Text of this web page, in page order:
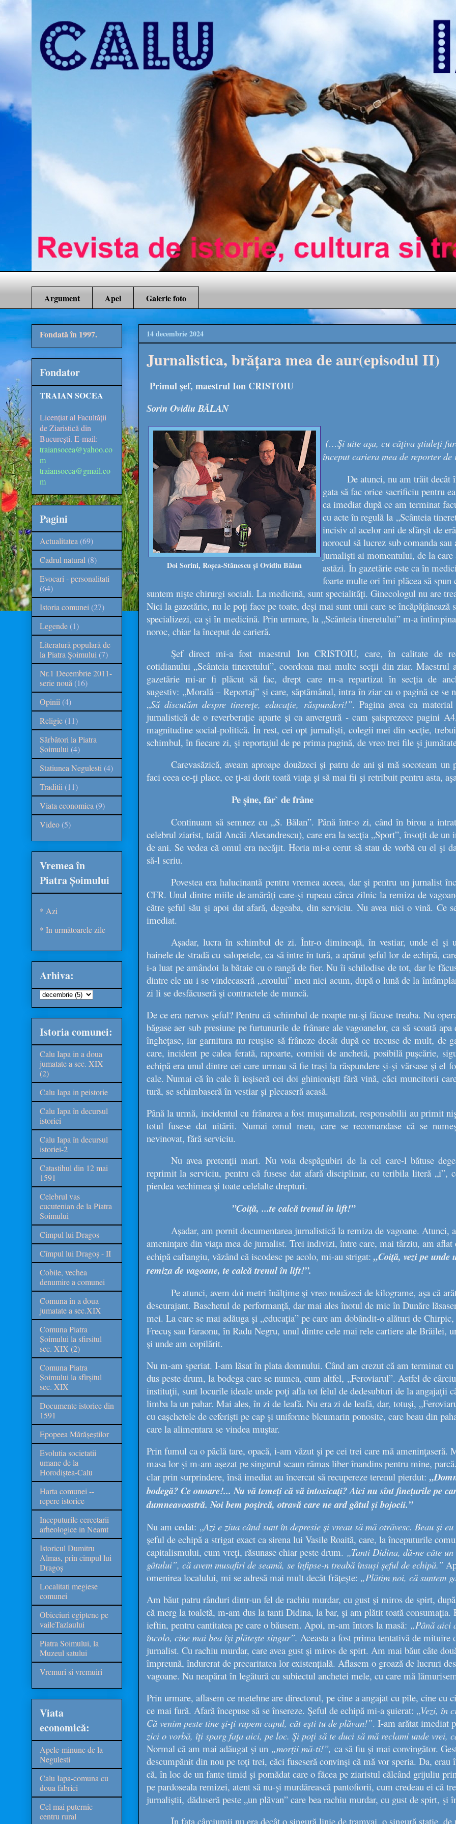
Argument Apel Galerie foto
14 decembrie 2024
Jurnalistica, brățara mea de aur(episodul II)
Primul şef, maestrul Ion CRISTOIU
Sorin Ovidiu BĂLAN
Doi Sorini, Roșca-Stănescu și Ovidiu Bălan
(…Şi uite aşa, cu câţiva ştiuleţi
început cariera mea de reporter
De atunci, nu am trăit decât
gata să fac orice sacrificiu pentru
ca imediat după ce am terminat
cu acte în regulă la „Scânteia
incisiv al acelor ani de sfârşit de
norocul să lucrez sub comanda
jurnalişti ai momentului, de la
astăzi. În gazetărie este ca în
foarte multe ori îmi plăcea să
suntem nişte chirurgi sociali. La medicină, sunt specialităţi. Ginecologul nu are
Nici la gazetărie, nu le poţi face pe toate, deşi mai sunt unii care se încăpăţânează
specializezi, ca şi în medicină. Prin urmare, la „Scânteia tineretului” m-a
noroc, chiar la început de carieră.
Şef direct mi-a fost maestrul Ion CRISTOIU, care, în calitate de
cotidianului „Scânteia tineretului”, coordona mai multe secţii din ziar. Maestrul
gazetărie mi-ar fi plăcut să fac, drept care m-a repartizat în secţia de
sugestiv: „Morală – Reportaj”şi care, săptămânal, intra în ziar cu o pagină ce se
„Să discutăm despre tinereţe, educaţie, răspunderi!”. Pagina avea ca
jurnalistică de o reverberație aparte și ca anvergură - cam şaisprezece pagini
magnitudine social-politică. În rest, cei opt jurnalişti, colegii mei din secţie,
schimbul, în fiecare zi, şi reportajul de pe prima pagină, de vreo trei file şi
Carevasăzică, aveam aproape douăzeci şi patru de ani şi mă socoteam
faci ceea ce-ţi place, ce ţi-ai dorit toată viaţa şi să mai fii şi retribuit pentru asta,
Pe șine, făr` de frâne
Continuam să semnez cu „S. Bălan”. Până într-o zi, când în birou a intrat
celebrul ziarist, tatăl Ancăi Alexandrescu), care era la secţia „Sport”, însoţit de
de ani. Se vedea că omul era necăjit. Horia mi-a cerut să stau de vorbă cu el şi
să-l scriu.
Povestea era halucinantă pentru vremea aceea, dar şi pentru un jurnalist
CFR. Unul dintre miile de amărâţi care-şi rupeau cârca zilnic la remiza de
către şeful său şi apoi dat afară, degeaba, din serviciu. Nu avea nici o vină. Ce
imediat.
Așadar, lucra în schimbul de zi. Într-o dimineaţă, în vestiar, unde el și
hainele de stradă cu salopetele, ca să intre în tură, a apărut şeful lor de echipă,
i-a luat pe amândoi la bătaie cu o rangă de fier. Nu îi schilodise de tot, dar le
dintre ele nu i se vindecaseră „eroului” meu nici acum, după o lună de la
zi li se desfăcuseră şi contractele de muncă.
De ce era nervos şeful? Pentru că schimbul de noapte nu-şi făcuse treaba. Nu
băgase aer sub presiune pe furtunurile de frânare ale vagoanelor, ca să scoată
îngheţase, iar garnitura nu reuşise să frâneze decât după ce trecuse de mult, de
care, incident pe calea ferată, rapoarte, comisii de anchetă, posibilă puşcărie,
echipă era unul dintre cei care urmau să fie traşi la răspundere şi-şi vărsase şi el
cale. Numai că în cale îi ieşiseră cei doi ghinionişti fără vină, căci muncitorii
tură, se schimbaseră în vestiar şi plecaseră acasă.
Până la urmă, incidentul cu frânarea a fost muşamalizat, responsabilii au primit
totul fusese dat uitării. Numai omul meu, care se recomandase că se
nevinovat, fără serviciu.
Nu avea pretenţii mari. Nu voia despăgubiri de la cel care-l bătuse
reprimit la serviciu, pentru că fusese dat afară disciplinar, cu teribila literă „i”,
pierdea vechimea şi toate celelalte drepturi.
”Coiță, ...te calcă trenul în lift!”
Așadar, am pornit documentarea jurnalistică la remiza de vagoane. Atunci,
ameninţare din viaţa mea de jurnalist. Trei indivizi, între care, mai târziu, am aflat
echipă caftangiu, văzând că iscodesc pe acolo, mi-au strigat: „Coiţă, vezi pe
remiza de vagoane, te calcă trenul în lift!”.
Pe atunci, avem doi metri înălţime şi vreo nouăzeci de kilograme, aşa că
descurajant. Baschetul de performanţă, dar mai ales înotul de mic în Dunăre
mei. La care se mai adăuga şi „educaţia” pe care am dobândit-o alături de
Frecuş sau Faraonu, în Radu Negru, unul dintre cele mai rele cartiere ale Brăilei,
şi unde am copilărit.
Nu m-am speriat. I-am lăsat în plata domnului. Când am crezut că am terminat
dus peste drum, la bodega care se numea, cum altfel, „Feroviarul”. Astfel de
instituţii, sunt locurile ideale unde poţi afla tot felul de dedesubturi de la angajaţii
limba la un pahar. Mai ales, în zi de leafă. Nu era zi de leafă, dar, totuşi,
cu cașchetele de ceferişti pe cap şi uniforme bleumarin ponosite, care beau din
care la alimentara se vindea muştar.
Prin fumul ca o pâclă tare, opacă, i-am văzut şi pe cei trei care mă ameninţaseră.
masa lor şi m-am aşezat pe singurul scaun rămas liber înandins pentru mine,
clar prin surprindere, însă imediat au încercat să recupereze terenul pierdut:
bodegă? Ce onoare!... Nu vă temeţi că vă intoxicaţi? Aici nu sînt fineţurile pe
dumneavoastră. Noi bem poşircă, otravă care ne ard gâtul și bojocii.”
Nu am cedat: „Azi e ziua când sunt în depresie şi vreau să mă otrăvesc. Beau şi
şeful de echipă a strigat exact ca sirena lui Vasile Roaită, care, la începuturile
capitalismului, cum vreţi, răsunase chiar peste drum. „Tanti Didina, dă-ne câte
gâtului”, că avem musafiri de seamă, se înfipse-n treabă însuși șeful de echipă.”
omenirea localului, mi se adresă mai mult decât frățește: „Plătim noi, că suntem
Am băut patru rânduri dintr-un fel de rachiu murdar, cu gust şi miros de spirt,
că merg la toaletă, m-am dus la tanti Didina, la bar, şi am plătit toată consumaţia.
ieftin, pentru cantitatea pe care o băusem. Apoi, m-am întors la masă: „Până aici
încolo, cine mai bea îşi plăteşte singur”. Aceasta a fost prima tentativă de mituire
jurnalist. Cu rachiu murdar, care avea gust şi miros de spirt. Am mai băut câte
împreună, îndurerat de precaritatea lor existențială. Aflasem o groază de lucruri
vagoane. Nu neapărat în legătură cu subiectul anchetei mele, cu care mă
Prin urmare, aflasem ce metehne are directorul, pe cine a angajat cu pile, cine cu
ce mai fură. Afară începuse să se însereze. Şeful de echipă mi-a şuierat: „Vezi, în
Că venim peste tine şi-ţi rupem capul, cât eşti tu de plăvan!”. I-am arătat imediat
zici o vorbă, îţi sparg faţa aici, pe loc. Şi poţi să te duci să mă reclami unde vrei,
Normal că am mai adăugat şi un „morţii mă-ti!”, ca să fiu şi mai convingător.
descumpănit din nou pe toţi trei, căci fuseseră convinşi că mă vor speria. Da,
că, în loc de un fante timid şi pomădat care o făcea pe ziaristul călcând grijuliu
pe pardoseala remizei, atent să nu-şi murdărească pantofiorii, cum credeau ei că
jurnaliştii, dăduseră peste „un plăvan” care bea rachiu murdar, cu gust de spirt, şi
În faţa cârciumii nu era decât o singură linie de tramvai, o singură staţie, de
Fondată în 1997.
Fondator
TRAIAN SOCEA
Licențiat al Facultății
de Ziaristică din
București. E-mail:
traiansocea@yahoo.co
m
traiansocea@gmail.co
m
Pagini
Actualitatea (69)
Cadrul natural (8)
Evocari - personalitati
(64)
Istoria comunei (27)
Legende (1)
Literatură populară de
la Piatra Şoimului (7)
Nr.1 Decembrie 2011-
serie nouă (16)
Opinii (4)
Religie (11)
Sărbători la Piatra
Șoimului (4)
Statiunea Negulesti (4)
Traditii (11)
Viata economica (9)
Video (5)
Vremea în
Piatra Șoimului
* Azi
* In următoarele zile
Arhiva:
Istoria comunei:
Calu Iapa in a doua
jumatate a sec. XIX
(2)
Calu Iapa in peistorie
Calu Iapa în decursul
istoriei
Calu Iapa în decursul
istoriei-2
Catastihul din 12 mai
1591
Celebrul vas
cucutenian de la Piatra
Soimului
Cimpul lui Dragos
Cîmpul lui Dragoș - II
Cobile, vechea
denumire a comunei
Comuna in a doua
jumatate a sec.XIX
Comuna Piatra
Șoimului la sfirsitul
sec. XIX (2)
Comuna Piatra
Șoimului la sfîrșitul
sec. XIX
Documente istorice din
1591
Epopeea Mărășeștilor
Evolutia societatii
umane de la
Horodiștea-Calu
Harta comunei --
repere istorice
Inceputurile cercetarii
arheologice in Neamt
Istoricul Dumitru
Almas, prin cimpul lui
Dragoș
Localitati megiese
comunei
Obiceiuri egiptene pe
vaileTazlaului
Piatra Soimului, la
Muzeul satului
Vremuri si vremuiri
Viata
economică:
Apele-minune de la
Negulesti
Calu Iapa-comuna cu
doua fabrici
Cel mai puternic
centru rural